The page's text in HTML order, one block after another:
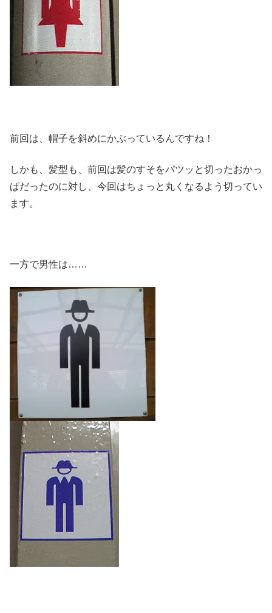
前回は、帽子を斜めにかぶっているんですね！
しかも、髪型も、前回は髪のすそをパツッと切ったおかっ
ぱだったのに対し、今回はちょっと丸くなるよう切ってい
ます。
一方で男性は……